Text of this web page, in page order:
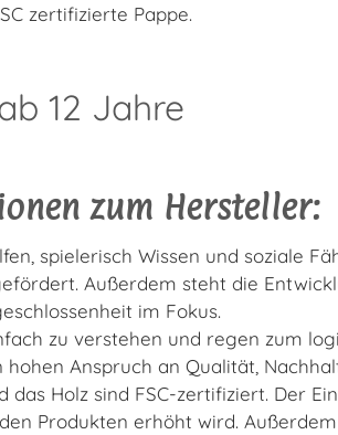
zertifizierte Pappe.
12 Jahre
zum Hersteller:
spielerisch Wissen und soziale
Außerdem steht die
im Fokus.
zu verstehen und regen zum
Anspruch an Qualität,
Holz sind FSC-zertifiziert. Der
Produkten erhöht wird.